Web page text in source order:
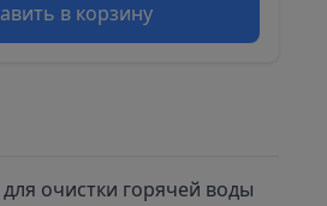
в корзину
очистки горячей воды